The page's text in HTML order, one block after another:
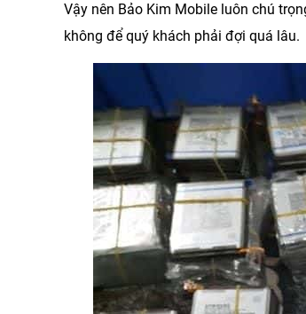
Vậy nên Bảo Kim Mobile luôn chú
không để quý khách phải đợi quá lâu.